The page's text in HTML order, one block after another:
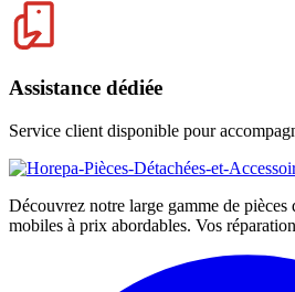
Assistance dédiée
Service client disponible pour
Découvrez notre large gamme de pièces
mobiles à prix abordables. Vos